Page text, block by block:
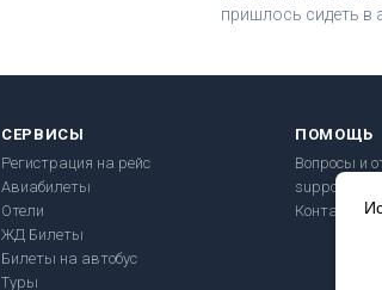
пришлось сидеть в
СЕРВИСЫ
Регистрация на рейс
Авиабилеты
Отели
ЖД Билеты
Билеты на автобус
Туры
ПОМОЩЬ
Вопросы и
Контакты